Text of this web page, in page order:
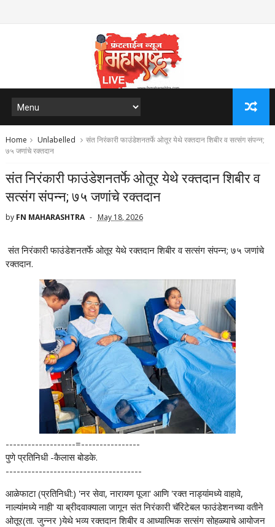
Home Unlabelled
संत निरंकारी फाउंडेशनतर्फे ओतूर येथे रक्तदान शिबीर व सत्संग संपन्न;
७५ जणांचे रक्तदान
संत निरंकारी फाउंडेशनतर्फे ओतूर येथे रक्तदान शिबीर व
सत्संग संपन्न; ७५ जणांचे रक्तदान
by FN MAHARASHTRA May 18, 2026
संत निरंकारी फाउंडेशनतर्फे ओतूर येथे रक्तदान शिबीर व सत्संग संपन्न; ७५ जणांचे
रक्तदान.
-------------------=----------------
पुणे प्रतिनिधी -कैलास बोडके.
-------------------------------------
आळेफाटा (प्रतिनिधी:) 'नर सेवा, नारायण पूजा' आणि 'रक्त नाड्यांमध्ये वाहावे,
नाल्यांमध्ये नाही' या ब्रीदवाक्याला जागून संत निरंकारी चॅरिटेबल फाउंडेशनच्या वतीने
ओतूर(ता. जुन्नर )येथे भव्य रक्तदान शिबीर व आध्यात्मिक सत्संग सोहळ्याचे आयोजन